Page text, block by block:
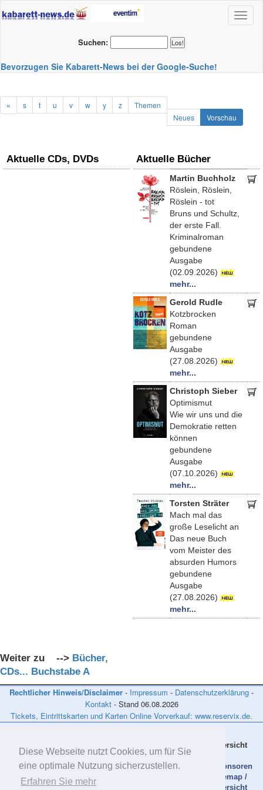
Diese Webseite nutzt Cookies, um für Sie
eine optimale Nutzung sicherzustellen.
Erfahren Sie mehr
Suchen:
Bevorzugen Sie Kabarett-News bei der Google-Suche!
« s t u v w y z
Themen
Neues
Vorschau
Aktuelle CDs, DVDs Aktuelle Bücher
Martin Buchholz
Röslein, Röslein,
Röslein - tot
Bruns und Schultz,
der erste Fall.
Kriminalroman
gebundene
Ausgabe
(02.09.2026)
mehr...
Gerold Rudle
Kotzbrocken
Roman
gebundene
Ausgabe
(27.08.2026)
mehr...
Christoph Sieber
Optimismut
Wie wir uns und die
Demokratie retten
können
gebundene
Ausgabe
(07.10.2026)
mehr...
Torsten Sträter
Mach mal das
große Leselicht an
Das neue Buch
vom Meister des
absurden Humors
gebundene
Ausgabe
(27.08.2026)
mehr...
Weiter zu --> Bücher,
CDs... Buchstabe A
Rechtlicher Hinweis/Disclaimer - Impressum - Datenschutzerklärung -
Kontakt- Stand 06.08.2026
Tickets, Eintrittskarten und Karten Online Vorverkauf: www.reservix.de.
News
Heute im
Neue Bücher, CDs,
DVDs
Bücher, CDs, DVDs -
Veranstalter -
Übersicht
Sponsoren
Sitemap /
Übersicht